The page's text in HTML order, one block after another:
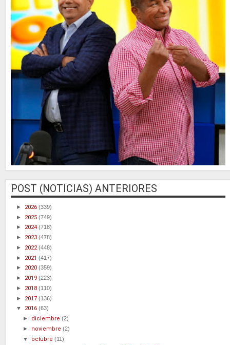
POST (NOTICIAS) ANTERIORES
► 2026 (339)
► 2025 (749)
► 2024 (718)
► 2023 (478)
► 2022(448)
► 2021 (417)
► 2020 (359)
► 2019 (223)
► 2018 (110)
► 2017 (136)
▼ 2016 (63)
► diciembre(2)
► noviembre(2)
▼ octubre(11)